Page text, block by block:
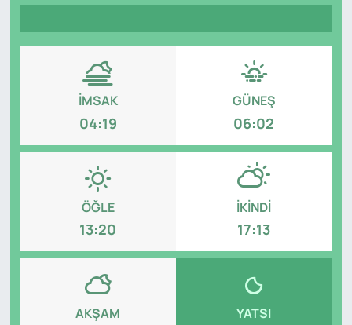
İMSAK
04:19
GÜNEŞ
06:02
ÖĞLE
13:20
İKINDI
17:13
AKŞAM YATSI
Genel
Gündem
Özel Haber
POLİTİKA
Siyaset